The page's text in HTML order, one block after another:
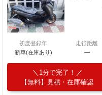
初度登録年
新車(在庫あり)
走行距離
―
1分で完了！
【無料】見積・在庫確認